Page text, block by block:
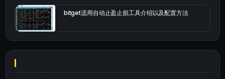
bitget适用自动止盈止损工具介绍以及配置方法